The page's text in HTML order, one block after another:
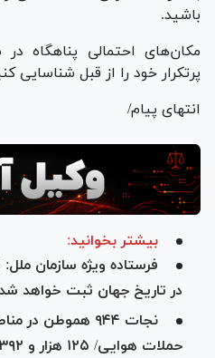
باشید.
مکان‌های احتمالی پناهگاه
پرتکرار خود را از قبل شناسایی
انتهای پیام/
بیشتر بخوانید:
فرستاده ویژه سازمان
در تاریخ جهان ثبت خواهد
نجات ۹۴۴ هموطن